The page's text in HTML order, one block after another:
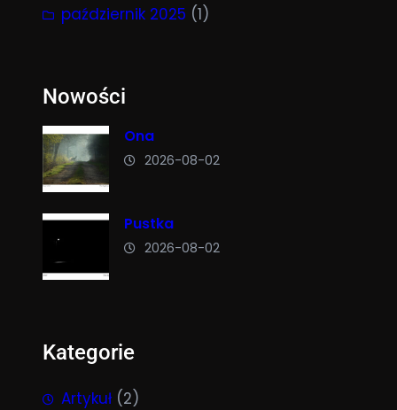
październik 2025 (1)
Nowości
Ona
2026-08-02
Pustka
2026-08-02
Kategorie
Artykuł(2)